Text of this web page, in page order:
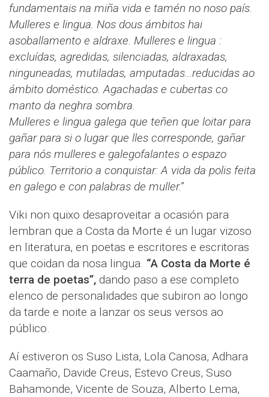
fundamentais na miña vida e tamén no noso país.
Mulleres e lingua. Nos dous ámbitos hai
asoballamento e aldraxe. Mulleres e lingua :
excluídas, agredidas, silenciadas, aldraxadas,
ninguneadas, mutiladas, amputadas...reducidas ao
ámbito doméstico. Agachadas e cubertas co
manto da neghra sombra.
Mulleres e lingua galega que teñen que loitar para
gañar para si o lugar que lles corresponde, gañar
para nós mulleres e galegofalantes o espazo
público. Territorio a conquistar: A vida da polis feita
en galego e con palabras de muller.”
Viki non quixo desaproveitar a ocasión para
lembran que a Costa da Morte é un lugar vizoso
en literatura, en poetas e escritores e escritoras
que coidan da nosa lingua. “A Costa da Morte é
terra de poetas”, dando paso a ese completo
elenco de personalidades que subiron ao longo
da tarde e noite a lanzar os seus versos ao
público.
Aí estiveron os Suso Lista, Lola Canosa, Adhara
Caamaño, Davide Creus, Estevo Creus, Suso
Bahamonde, Vicente de Souza, Alberto Lema,